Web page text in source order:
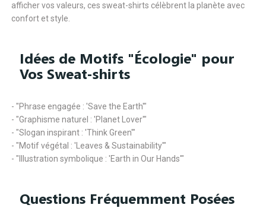
afficher vos valeurs, ces sweat-shirts célèbrent la planète avec
confort et style.
Idées de Motifs "Écologie" pour
Vos Sweat-shirts
- "Phrase engagée : 'Save the Earth'"
- "Graphisme naturel : 'Planet Lover'"
- "Slogan inspirant : 'Think Green'"
- "Motif végétal : 'Leaves & Sustainability'"
- "Illustration symbolique : 'Earth in Our Hands'"
Questions Fréquemment Posées